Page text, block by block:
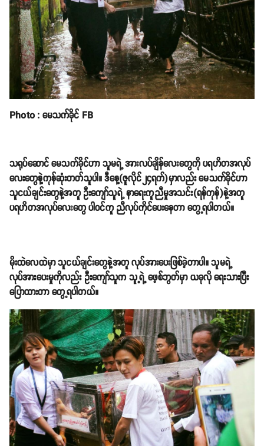
Photo : မေသက်ခိုင် FB
သရုပ်ဆောင် မေသက်ခိုင်ဟာ သူမရဲ့ အားလပ်ချိန်လေးတွေကို ပရဟိတအလုပ်
လေးတွေနဲ့ကုန်ဆုံးတတ်သူပါ။ ဒီနေ့(ဇူလိုင်၂၄ရက်)မှာလည်း မေသက်ခိုင်ဟာ
သူငယ်ချင်းတွေနဲ့အတူ ဦးကျော်သူရဲ့ နာရေးကူညီမှုအသင်း(ရန်ကုန်)နဲ့အတူ
ပရဟိတအလုပ်လေးတွေ ပါဝင်ကူ ညီလုပ်ကိုင်ပေးနေတာ တွေ့ရပါတယ်။
မိုးထဲလေထဲမှာ သူငယ်ချင်းတွေနဲ့အတူ လုပ်အားပေးဖြစ်ခဲ့တာပါ။ သူမရဲ့
လုပ်အားပေးမှုကိုလည်း ဦးကျော်သူက သူ့ရဲ့ ဖေ့စ်ဘွတ်မှာ ယခုလို ရေးသားပြီး
ပြောထားတာ တွေ့ရပါတယ်။